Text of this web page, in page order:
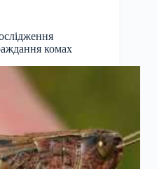
комах